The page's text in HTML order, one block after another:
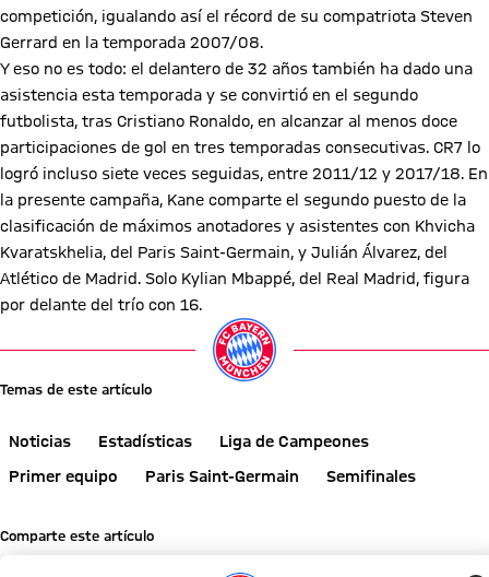
competición, igualando así el récord de su compatriota Steven
Gerrard en la temporada 2007/08.
Y eso no es todo: el delantero de 32 años también ha dado una
asistencia esta temporada y se convirtió en el segundo
futbolista, tras Cristiano Ronaldo, en alcanzar al menos doce
participaciones de gol en tres temporadas consecutivas. CR7 lo
logró incluso siete veces seguidas, entre 2011/12 y 2017/18. En
la presente campaña, Kane comparte el segundo puesto de la
clasificación de máximos anotadores y asistentes con Khvicha
Kvaratskhelia, del Paris Saint-Germain, y Julián Álvarez, del
Atlético de Madrid. Solo Kylian Mbappé, del Real Madrid, figura
por delante del trío con 16.
Temas de este artículo
Noticias Estadísticas
Liga de Campeones
Primer equipo
Paris Saint-Germain Semifinales
Comparte este artículo